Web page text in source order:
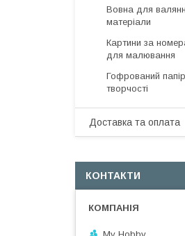
Вовна для
матеріали
Картини за
для малювання
Гофрований
творчості
Доставка та оплата
КОНТАКТИ